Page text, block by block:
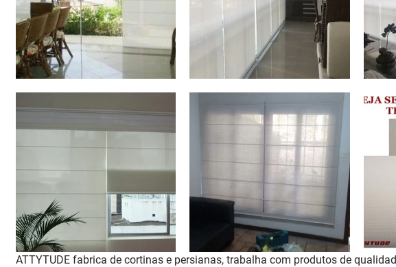
ATTYTUDE fabrica de cortinas e persianas, trabalha com produtos de